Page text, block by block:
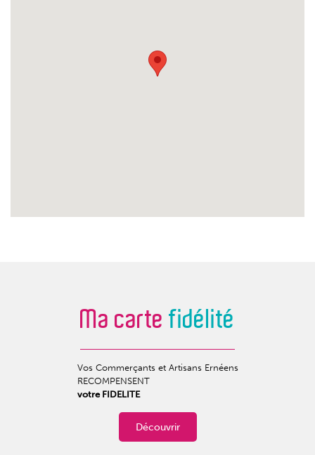
Ma carte fidélité
Vos Commerçants et Artisans Ernéens
RECOMPENSENT
votre FIDELITE
Découvrir